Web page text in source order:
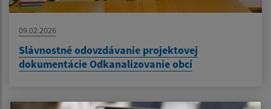
09.02.2026
Slávnostné odovzdávanie projektovej
dokumentácie Odkanalizovanie obcí